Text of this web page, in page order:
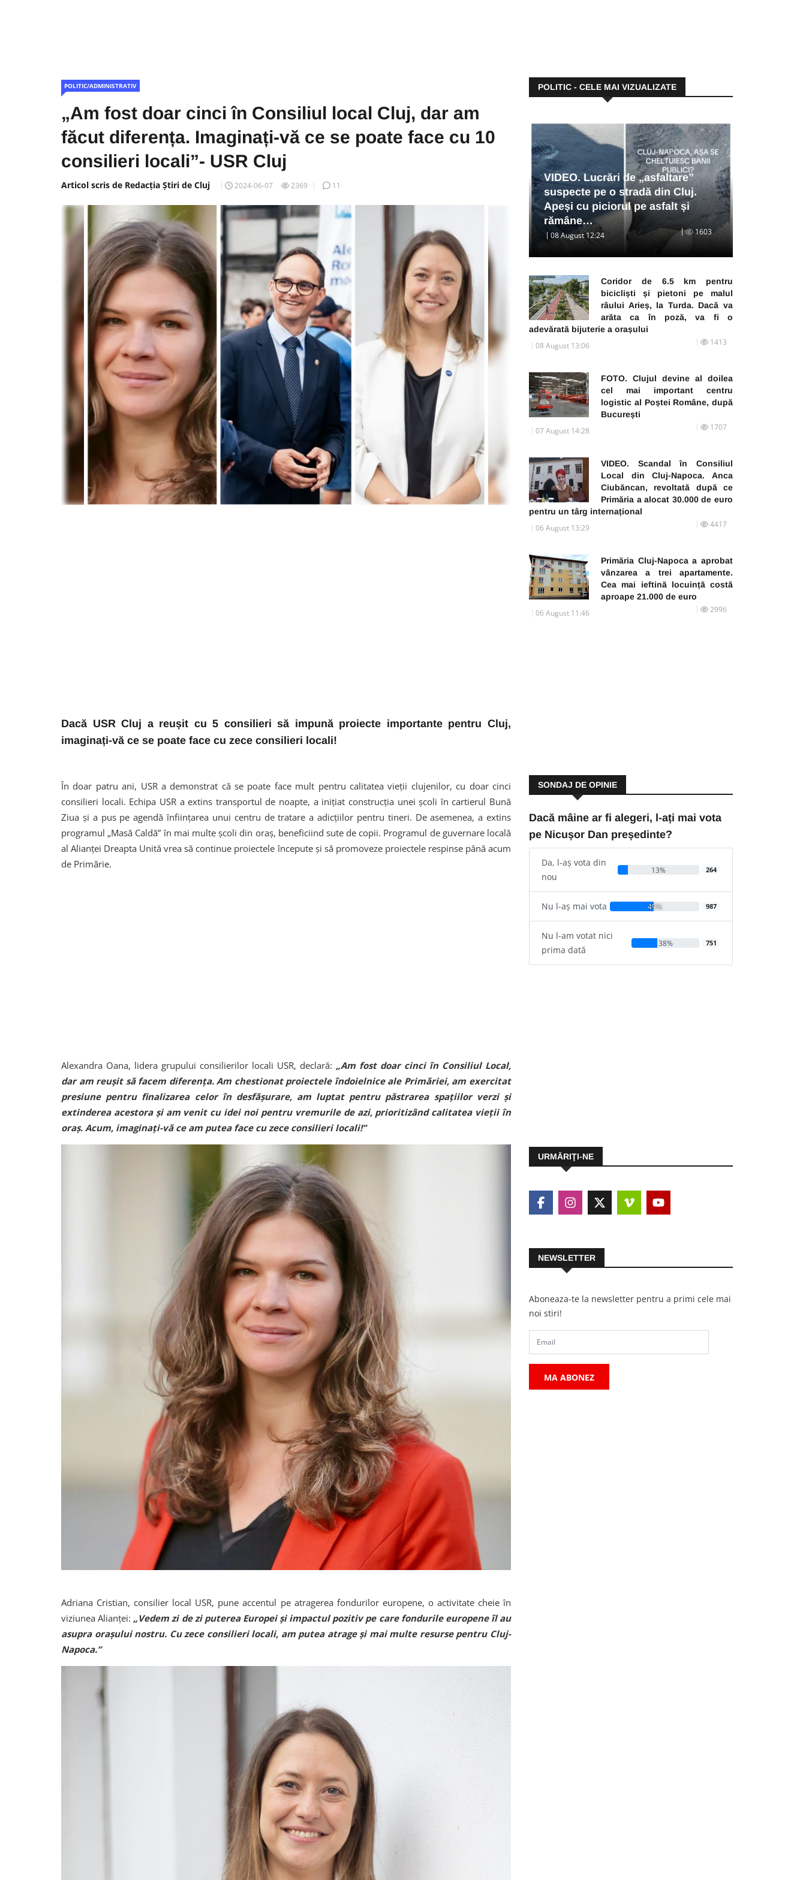
POLITIC/ADMINISTRATIV
„Am fost doar cinci în Consiliul local Cluj, dar am
făcut diferența. Imaginați-vă ce se poate face cu 10
consilieri locali”- USR Cluj
Articol scris de Redacția Știri de Cluj 2024-06-07 2369 11
Dacă USR Cluj a reușit cu 5 consilieri să impună proiecte importante pentru Cluj,
imaginați-vă ce se poate face cu zece consilieri locali!
În doar patru ani, USR a demonstrat că se poate face mult pentru calitatea vieții clujenilor, cu doar cinci
consilieri locali. Echipa USR a extins transportul de noapte, a inițiat construcția unei școli în cartierul Bună
Ziua și a pus pe agendă înființarea unui centru de tratare a adicțiilor pentru tineri. De asemenea, a extins
programul „Masă Caldă” în mai multe școli din oraș, beneficiind sute de copii. Programul de guvernare locală
al Alianței Dreapta Unită vrea să continue proiectele începute și să promoveze proiectele respinse până acum
de Primărie.
Alexandra Oana, lidera grupului consilierilor locali USR, declară: „Am fost doar cinci în Consiliul Local,
dar am reușit să facem diferența. Am chestionat proiectele îndoielnice ale Primăriei, am exercitat
presiune pentru finalizarea celor în desfășurare, am luptat pentru păstrarea spațiilor verzi și
extinderea acestora și am venit cu idei noi pentru vremurile de azi, prioritizând calitatea vieții în
oraș. Acum, imaginați-vă ce am putea face cu zece consilieri locali!”
Adriana Cristian, consilier local USR, pune accentul pe atragerea fondurilor europene, o activitate cheie în
viziunea Alianței: „Vedem zi de zi puterea Europei și impactul pozitiv pe care fondurile europene îl au
asupra orașului nostru. Cu zece consilieri locali, am putea atrage și mai multe resurse pentru Cluj-
Napoca.”
POLITIC - CELE MAI VIZUALIZATE
VIDEO. Lucrări de „asfaltare”
suspecte pe o stradă din Cluj.
Apeși cu piciorul pe asfalt și
rămâne…
08 August 12:24 1603
Coridor de 6.5 km pentru
bicicliști și pietoni pe malul
râului Arieș, la Turda. Dacă va
arăta ca în poză, va fi o
adevărată bijuterie a orașului
08 August 13:06 1413
FOTO. Clujul devine al doilea
cel mai important centru
logistic al Poștei Române, după
București
07 August 14:28 1707
VIDEO. Scandal în Consiliul
Local din Cluj-Napoca. Anca
Ciubăncan, revoltată după ce
Primăria a alocat 30.000 de euro
pentru un târg internațional
06 August 13:29 4417
Primăria Cluj-Napoca a aprobat
vânzarea a trei apartamente.
Cea mai ieftină locuință costă
aproape 21.000 de euro
06 August 11:46 2996
SONDAJ DE OPINIE
Dacă mâine ar fi alegeri, l-ați mai vota
pe Nicușor Dan președinte?
Da, l-aș vota din
nou
13% 264
Nu l-aș mai vota 49% 987
Nu l-am votat nici
prima dată
38% 751
URMĂRIŢI-NE
NEWSLETTER
Aboneaza-te la newsletter pentru a primi cele mai
noi stiri!
MA ABONEZ